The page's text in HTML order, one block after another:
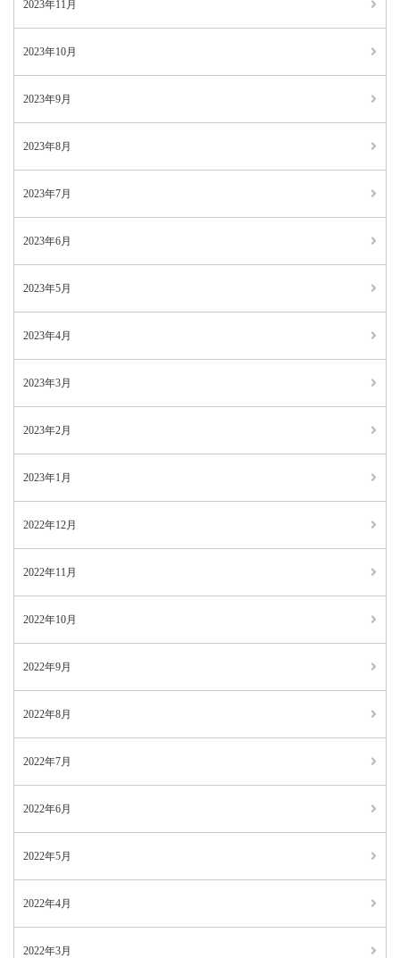
2023年11月
2023年10月
2023年9月
2023年8月
2023年7月
2023年6月
2023年5月
2023年4月
2023年3月
2023年2月
2023年1月
2022年12月
2022年11月
2022年10月
2022年9月
2022年8月
2022年7月
2022年6月
2022年5月
2022年4月
2022年3月